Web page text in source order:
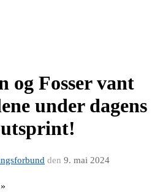
og Fosser vant
under dagens
den 9. mai 2024